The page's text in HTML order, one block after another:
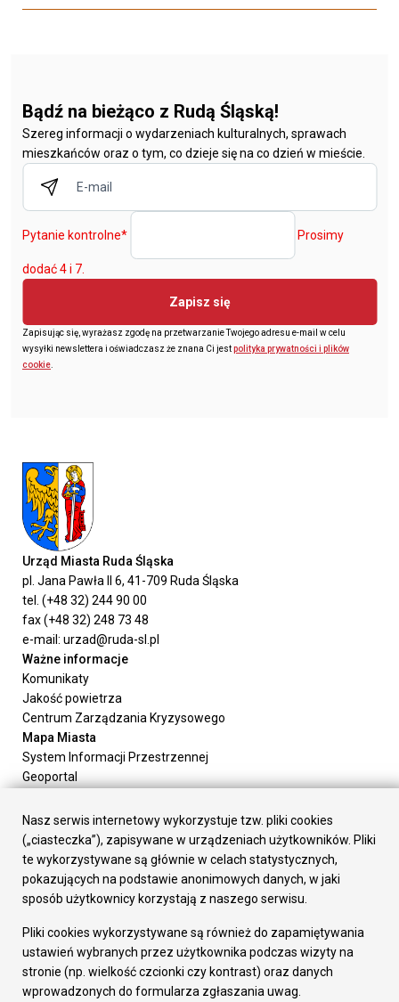
Bądź na bieżąco z Rudą Śląską!
Szereg informacji o wydarzeniach kulturalnych, sprawach
mieszkańców oraz o tym, co dzieje się na co dzień w mieście.
Pytanie kontrolne* Prosimy
dodać 4 i 7.
Zapisz się
Zapisując się, wyrażasz zgodę na przetwarzanie Twojego adresu e-mail w celu
wysyłki newslettera i oświadczasz że znana Ci jestpolityka prywatności i plików
cookie
Urząd Miasta Ruda Śląska
pl. Jana Pawła II 6, 41-709 Ruda Śląska
tel. (+48 32) 244 90 00
fax (+48 32) 248 73 48
e-mail: urzad@ruda-sl.pl
Ważne informacje
Komunikaty
Jakość powietrza
Centrum Zarządzania Kryzysowego
Mapa Miasta
System Informacji Przestrzennej
Geoportal
Załatw sprawę
Prezydent Miasta
Rada Miasta
Wydziały
Elektroniczna Skrzynka Podawcza
Gospodarka
Fundusze europejskie
Środki krajowe
Oferty inwestycyjne
Nasz serwis internetowy wykorzystuje tzw. pliki cookies
(„ciasteczka”), zapisywane w urządzeniach użytkowników. Pliki
te wykorzystywane są głównie w celach statystycznych,
pokazujących na podstawie anonimowych danych, w jaki
sposób użytkownicy korzystają z naszego serwisu.
Pliki cookies wykorzystywane są również do zapamiętywania
ustawień wybranych przez użytkownika podczas wizyty na
stronie (np. wielkość czcionki czy kontrast) oraz danych
wprowadzonych do formularza zgłaszania uwag.